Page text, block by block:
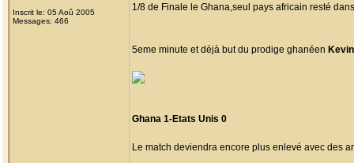
Inscrit le: 05 Aoû 2005
Messages: 466
1/8 de Finale le Ghana,seul pays africain resté
5eme minute et déjà but du prodige ghanéen
Ghana 1-Etats Unis 0
Le match deviendra encore plus enlevé avec des